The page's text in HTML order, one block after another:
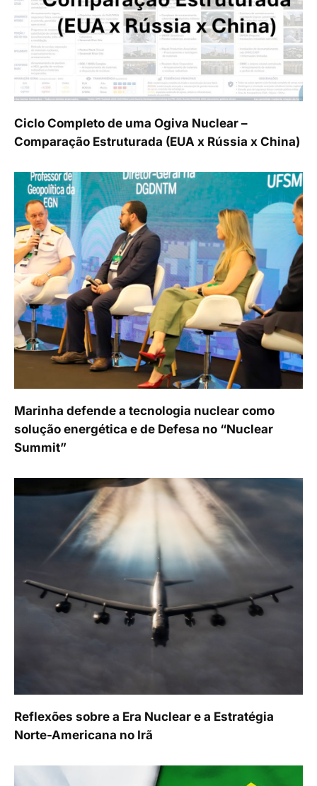
Ciclo Completo de uma Ogiva Nuclear –
Comparação Estruturada (EUA x Rússia x China)
Marinha defende a tecnologia nuclear como
solução energética e de Defesa no “Nuclear
Summit”
Reflexões sobre a Era Nuclear e a Estratégia
Norte-Americana no Irã